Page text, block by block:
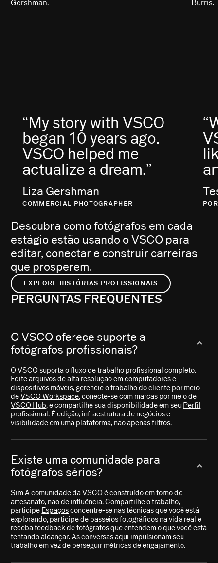
“My story with VSCO
began 10 years ago.
VSCO helped me
actualize a dream.”
Liza Gershman
COMMERCIAL PHOTOGRAPHER
Descubra como fotógrafos em cada
estágio estão usando o VSCO para
editar, conectar e construir carreiras
que prosperem.
EXPLORE HISTÓRIAS PROFISSIONAIS
PERGUNTAS FREQUENTES
O VSCO oferece suporte a
fotógrafos profissionais?
O VSCO suporta o fluxo de trabalho profissional completo.
Edite arquivos de alta resolução em computadores e
dispositivos móveis, gerencie o trabalho do cliente por meio
deVSCO Workspace, conecte-se com marcas por meio de
VSCO Hub, e compartilhe sua disponibilidade em seu Perfil
profissional. É edição, infraestrutura de negócios e
visibilidade em uma plataforma, não apenas filtros.
Existe uma comunidade para
fotógrafos sérios?
SimA comunidade da VSCOé construído em torno de
artesanato, não de influência. Compartilhe o trabalho,
participe Espaçosconcentre-se nas técnicas que você está
explorando, participe de passeios fotográficos na vida real e
receba feedback de fotógrafos que entendem o que você está
tentando alcançar. As conversas aqui impulsionam seu
trabalho em vez de perseguir métricas de engajamento.